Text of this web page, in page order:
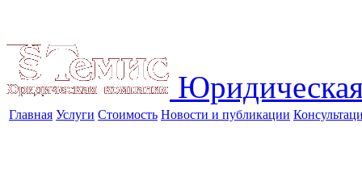
Главная Услуги Стоимость Новости и публикации